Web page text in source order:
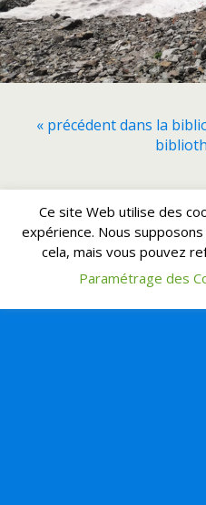
« précédent dans la
Retour
Mobile
Ce site Web utilise des
expérience. Nous
cela, mais vous pouvez
Paramétrage des